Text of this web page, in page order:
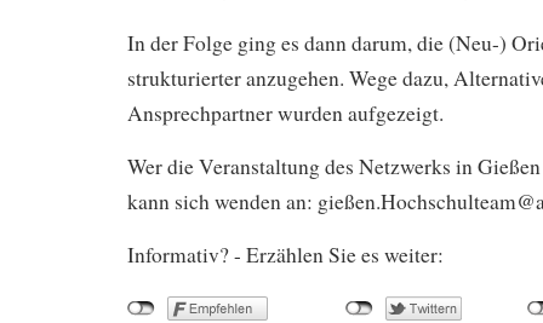
In der Folge ging es dann darum, die (Neu-)
strukturierter anzugehen. Wege dazu,
Ansprechpartner wurden aufgezeigt.
Wer die Veranstaltung des Netzwerks in
kann sich wenden an:
Informativ? - Erzählen Sie es weiter: